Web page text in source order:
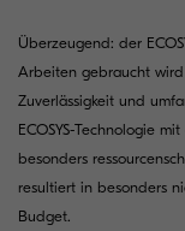
Überzeugend: der
Arbeiten gebraucht
Zuverlässigkeit und
ECOSYS-Technologie
besonders
resultiert in besonders
Budget.